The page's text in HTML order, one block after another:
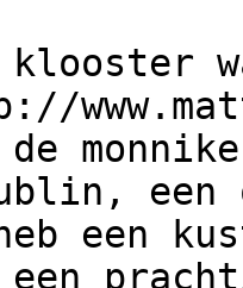
de
een
een